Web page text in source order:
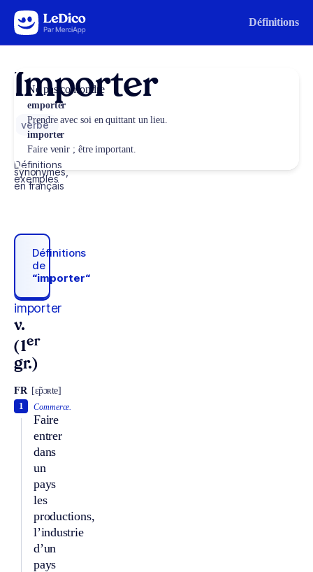
Aller au contenu Définitions
Importer
verbe
Définitions,
synonymes,
exemples
en français
Définitions
de
“importer“
importer
v.
(1er
gr.)
FR [ɛ̃pɔʀte]
Commerce.
Faire
entrer
dans
un
pays
les
productions,
l’industrie
d’un
pays
1
Ne pas confondre
emporter
Prendre avec soi en quittant un lieu.
importer
Faire venir ; être important.